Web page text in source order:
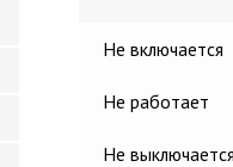
Не включается
Не работает
Не выключается